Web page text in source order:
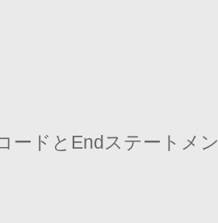
ードとEndステートメン